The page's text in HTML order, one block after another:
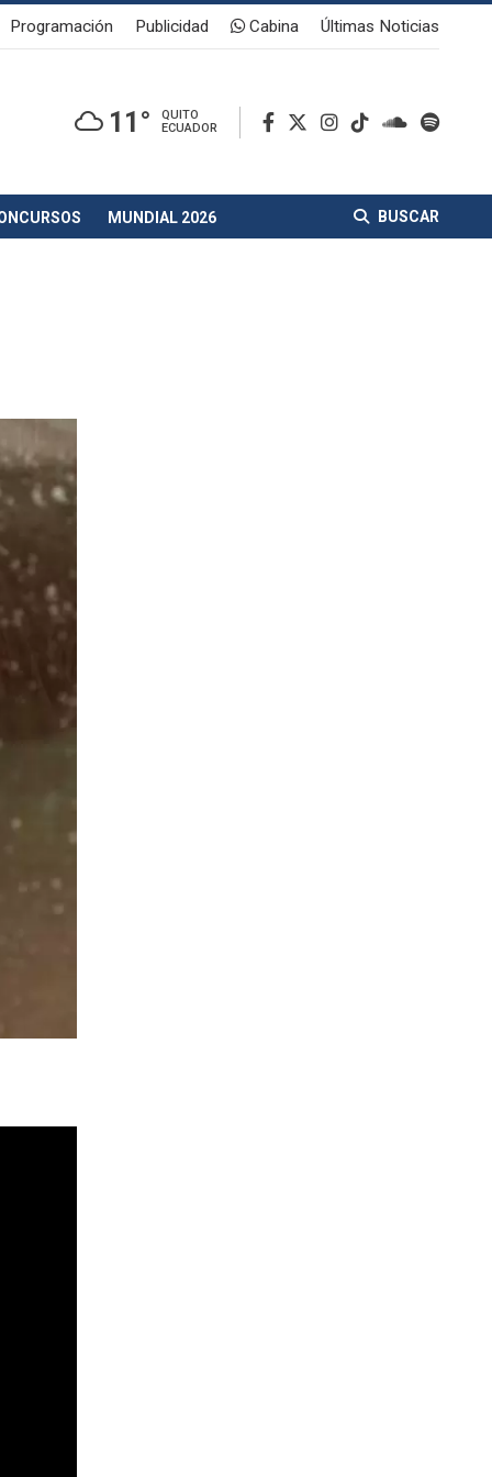
Programación Publicidad Cabina Últimas Noticias
11°
QUITO
ECUADOR
MUNDIAL 2026 BUSCAR